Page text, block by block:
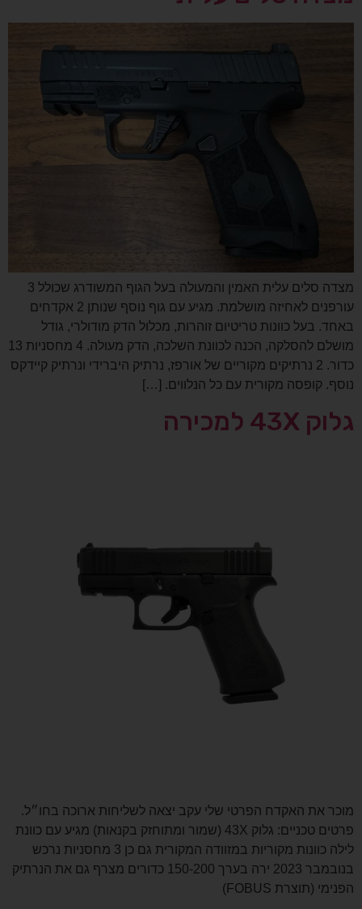
מצדה סלים עלית האמין והמעולה בעל הגוף המשודרג שכולל 3
עורפנים לאחיזה מושלמת. מגיע עם גוף נוסף שנותן 2 אקדחים
באחד. בעל כוונות טריטיום זוהרות, מכלול הדק מודולרי, גודל
מושלם להסלקה, הכנה לכוונת השלכה, הדק מעולה. 4 מחסניות 13
כדור. 2 נרתיקים מקוריים של אורפז, נרתיק היברידי ונרתיק קיידקס
נוסף. קופסה מקורית עם כל הנלווים. […]
גלוק 43X למכירה
מוכר את האקדח הפרטי שלי עקב יצאה לשליחות ארוכה בחו״ל.
פרטים טכניים: גלוק 43X (שמור ומתוחזק בקנאות) מגיע עם כוונת
לילה כוונות מקוריות במזוודה המקורית גם כן 3 מחסניות נרכש
בנובמבר 2023 ירה בערך 150-200 כדורים מצרף גם את הנרתיק
הפנימי (תוצרת FOBUS)